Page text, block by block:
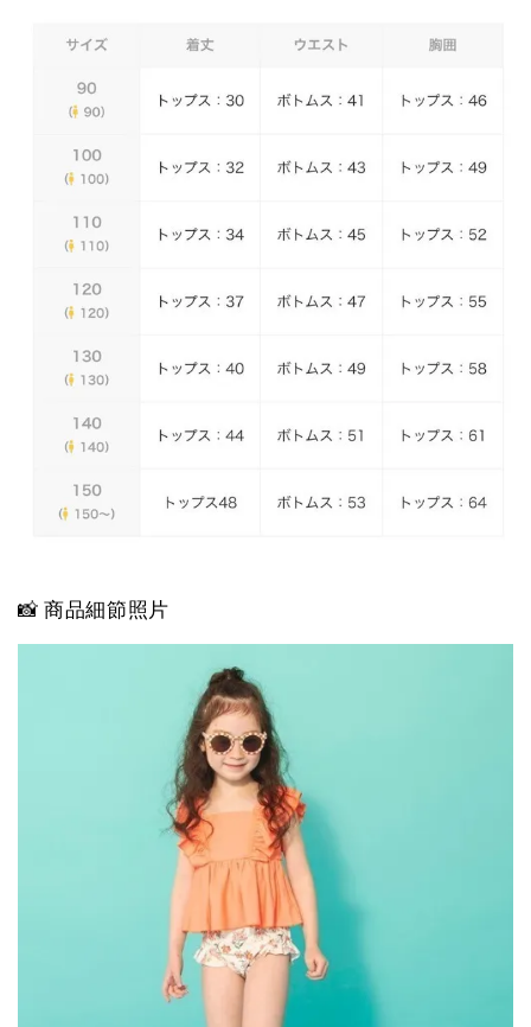
📸 商品細節照片